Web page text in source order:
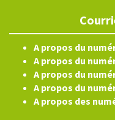
A propos du
A propos du
A propos du
A propos du
A propos des